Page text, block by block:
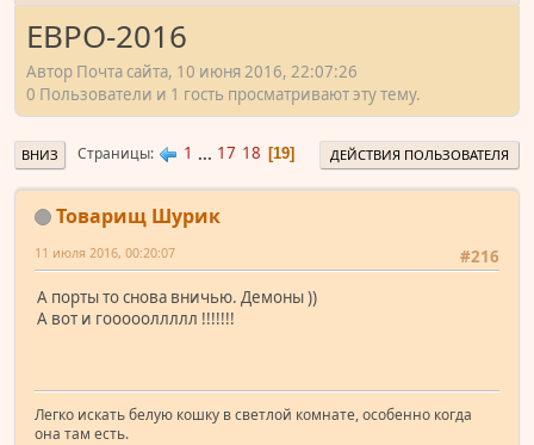
ЕВРО-2016
Автор Почта сайта, 10 июня 2016, 22:07:26
0 Пользователи и 1 гость просматривают эту тему.
ВНИЗ Страницы 1 ... 17 18 19 ДЕЙСТВИЯ ПОЛЬЗОВАТЕЛЯ
Товарищ Шурик
#216
11 июля 2016, 00:20:07
А порты то снова вничью. Демоны ))
А вот и гоооооллллл !!!!!!!
Легко искать белую кошку в светлой комнате, особенно когда
она там есть.